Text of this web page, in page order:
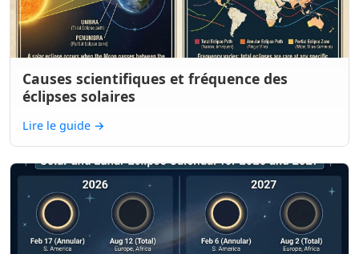
Causes scientifiques et fréquence des
éclipses solaires
Lire le guide →